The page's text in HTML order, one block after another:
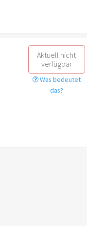
Aktuell nicht
verfügbar
Was bedeutet
das?